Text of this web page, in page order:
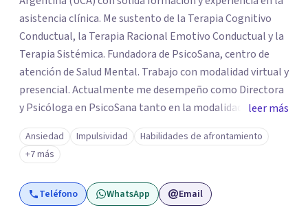
asistencia clínica. Me sustento de la Terapia Cognitivo
Conductual, la Terapia Racional Emotivo Conductual y la
Terapia Sistémica. Fundadora de PsicoSana, centro de
atención de Salud Mental. Trabajo con modalidad virtual y
presencial. Actualmente me desempeño como Directora
y Psicóloga en PsicoSana tanto en la modalidad
presencial como la modalidad online. Busco poder
acompañarte en tu proyecto de vida, de
autoconocimiento, autoestima, bienestar y amor propio.
Mi objetivo es poder ayudarte a conocer tus emociones
desde una estabilidad emocional para lograr una
leer más
Ansiedad Impulsividad
Habilidades de afrontamiento
+7 más
Teléfono WhatsApp Email